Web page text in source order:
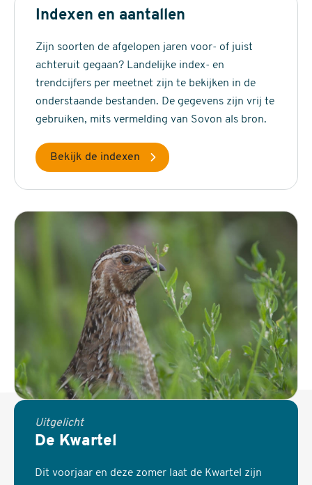
Indexen en aantallen
Zijn soorten de afgelopen jaren voor- of juist
achteruit gegaan? Landelijke index- en
trendcijfers per meetnet zijn te bekijken in de
onderstaande bestanden. De gegevens zijn vrij te
gebruiken, mits vermelding van Sovon als bron.
Bekijk de indexen
Uitgelicht
De Kwartel
Dit voorjaar en deze zomer laat de Kwartel zijn